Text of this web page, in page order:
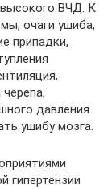
ВЧД. К
очаги ушиба,
припадки,
давления
ушибу мозга.
гипертензии